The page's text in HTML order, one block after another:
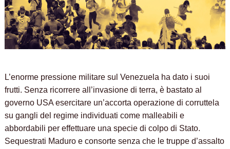
L’enorme pressione militare sul Venezuela ha dato i suoi
frutti. Senza ricorrere all’invasione di terra, è bastato al
governo USA esercitare un’accorta operazione di corruttela
su gangli del regime individuati come malleabili e
abbordabili per effettuare una specie di colpo di Stato.
Sequestrati Maduro e consorte senza che le truppe d’assalto